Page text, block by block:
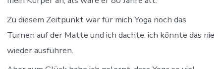
Zu diesem Zeitpunkt war für mich Yoga noch das
Turnen auf der Matte und ich dachte, ich könnte das nie
wieder ausführen.